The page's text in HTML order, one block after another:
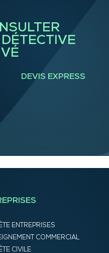
DÉTECTIVE
DEVIS EXPRESS
ENTREPRISES
COMMERCIAL
CIVILE